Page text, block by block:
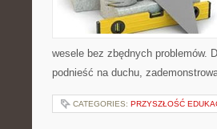
wesele bez zbędnych problemów.
podnieść na duchu,
CATEGORIES: PRZYSZŁOŚĆ